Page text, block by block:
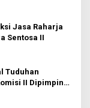
Jasa Raharja
Sentosa II
Tuduhan
II Dipimpin